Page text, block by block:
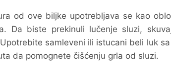
od ove biljke upotrebljava se kao
Da biste prekinuli lučenje sluzi,
samleveni ili istucani beli luk
da pomognete čišćenju grla od sluzi.